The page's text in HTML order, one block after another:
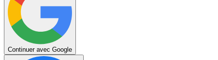
Continuer avec Google